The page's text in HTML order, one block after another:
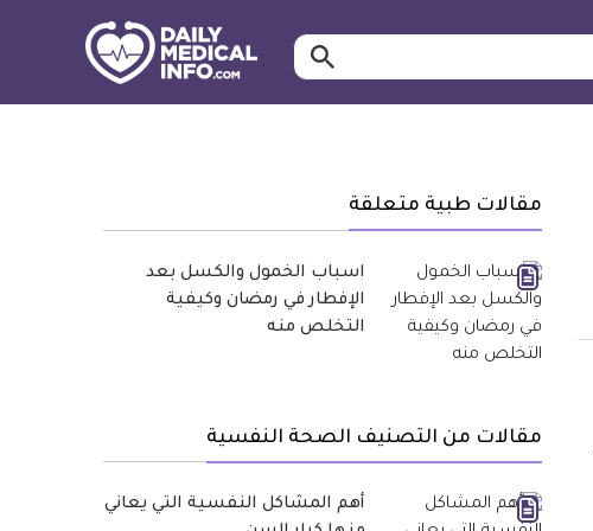
ابحث…
مقالات طبية متعلقة
اسباب الخمول والكسل بعد
الإفطار في رمضان وكيفية
التخلص منه
مقالات من التصنيف الصحة النفسية
أهم المشاكل النفسية التي يعاني